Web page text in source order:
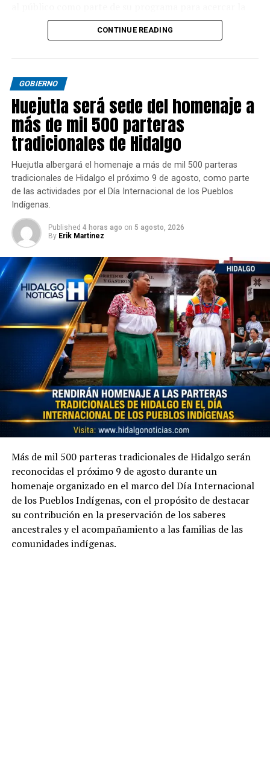
literatura, las artes y la convivencia familiar.
CONTINUE READING
GOBIERNO
Huejutla será sede del homenaje a
más de mil 500 parteras
tradicionales de Hidalgo
Huejutla albergará el homenaje a más de mil 500 parteras
tradicionales de Hidalgo el próximo 9 de agosto, como parte
de las actividades por el Día Internacional de los Pueblos
Indígenas.
Published 4 horas ago on 5 agosto, 2026
By Erik Martinez
Más de mil 500 parteras tradicionales de Hidalgo serán
reconocidas el próximo 9 de agosto durante un
homenaje organizado en el marco del Día Internacional
de los Pueblos Indígenas, con el propósito de destacar
su contribución en la preservación de los saberes
ancestrales y el acompañamiento a las familias de las
comunidades indígenas.